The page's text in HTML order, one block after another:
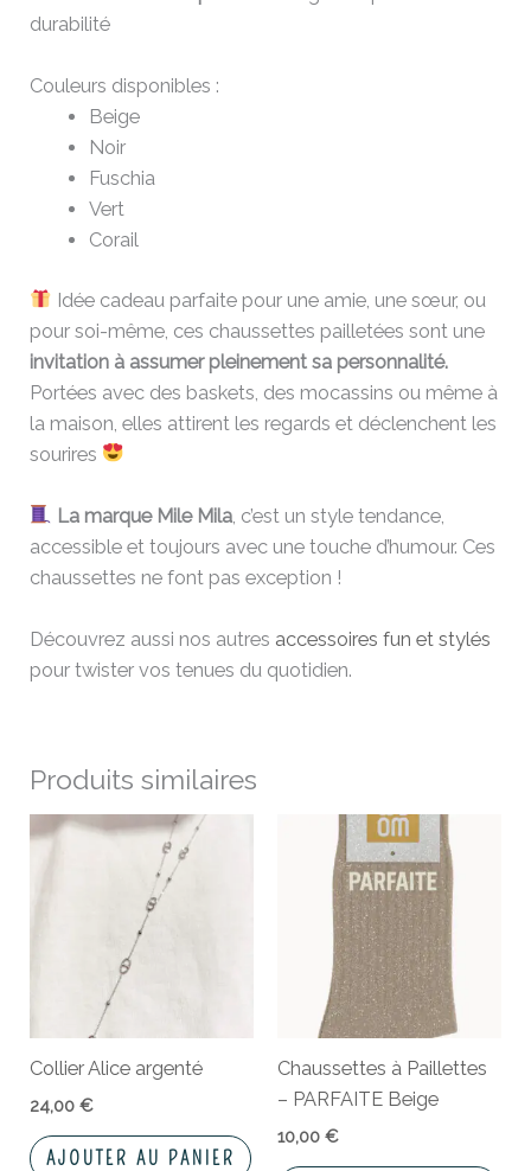
durabilité
Couleurs disponibles :
Beige
Noir
Fuschia
Vert
Corail
Idée cadeau parfaite pour une amie, une sœur, ou
pour soi-même, ces chaussettes pailletées sont une
invitation à assumer pleinement sa personnalité.
Portées avec des baskets, des mocassins ou même à
la maison, elles attirent les regards et déclenchent les
sourires
La marque Mile Mila, c’est un style tendance,
accessible et toujours avec une touche d’humour. Ces
chaussettes ne font pas exception !
Découvrez aussi nos autres accessoires fun et stylés
pour twister vos tenues du quotidien.
Produits similaires
Collier Alice argenté
24,00€
AJOUTER AU PANIER
Chaussettes à Paillettes
– PARFAITE Beige
10,00 €